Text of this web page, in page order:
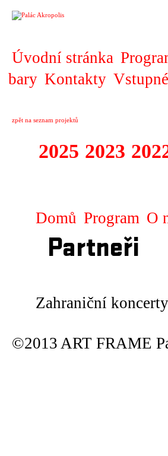
Úvodní stránka
bary Kontakty Vstupné
zpět na seznam projektů
2025 2023
Domů Program O
Partneři
Zahraniční
©2013 ART FRAME